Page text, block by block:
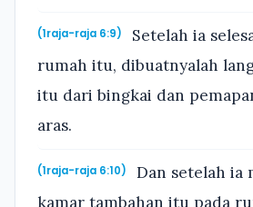
(1raja-raja 6:9)
Setelah ia
rumah itu, dibuatnyalah
itu dari bingkai dan
aras.
(1raja-raja 6:10)
Dan setelah ia
kamar tambahan itu pada